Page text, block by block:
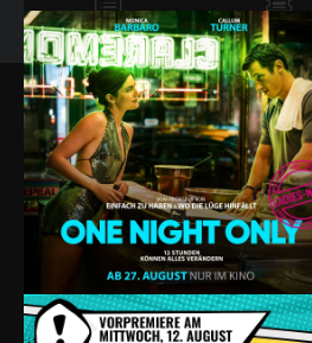
Programm Tickets
KONTRA
CHANNEL
#SPECIAL EVENT